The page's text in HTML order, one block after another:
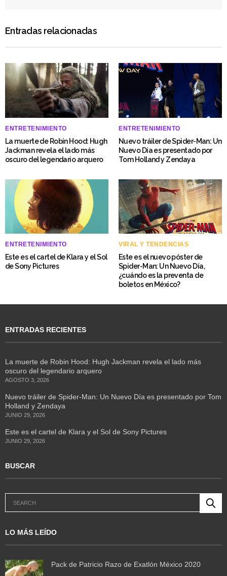
Entradas relacionadas
ENTRETENIMIENTO
La muerte de Robin Hood: Hugh
Jackman revela el lado más
oscuro del legendario arquero
ENTRETENIMIENTO
Nuevo tráiler de Spider-Man: Un
Nuevo Día es presentado por
Tom Holland y Zendaya
ENTRETENIMIENTO
Este es el cartel de Klara y el Sol
de Sony Pictures
VIRAL Y TENDENCIAS
Este es el nuevo póster de
Spider-Man: Un Nuevo Día,
¿cuándo es la preventa de
boletos en México?
ENTRADAS RECIENTES
La muerte de Robin Hood: Hugh Jackman revela el lado más
oscuro del legendario arquero
AGOSTO 3, 2026
Nuevo tráiler de Spider-Man: Un Nuevo Día es presentado por Tom
Holland y Zendaya
JUNIO 29, 2026
Este es el cartel de Klara y el Sol de Sony Pictures
JUNIO 29, 2026
BUSCAR
LO MÁS LEÍDO
Pack de Patricio Razo de Exatlón México 2020